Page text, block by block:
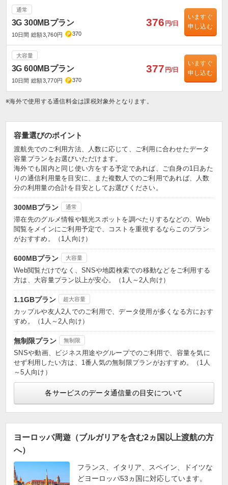
通常
3G 300MBプラン
10日間 総額3,760円 370
376 円/日
いますぐ
申し込む
大容量
3G 600MBプラン
10日間 総額3,770円 370
377 円/日
いますぐ
申し込む
※海外で使用する通信料金は課税対象外となります。
容量選びのポイント
渡航先でのご利用方法、人数に応じて、ご利用に合わせたデータ
容量プランをお選びいただけます。
海外でも国内と同じ使い方をする予定であれば、ご自身の1日あた
りの通信利用量を目安に、また複数人でのご利用であれば、人数
分の利用量の合計を目安としてお選びください。
300MBプラン 通常
滞在先のグルメ情報や観光スポットを調べたりするなどの、Web
閲覧をメインにご利用予定で、コストを重視するならこのプラン
がおすすめ。（1人向け）
600MBプラン 大容量
Web閲覧だけでなく、SNSや地図検索での移動などをご利用する
方は、大容量プラン以上が安心。（1人～2人向け）
1.1GBプラン 超大容量
カップルや友人2人でのご利用で、データ使用が多くなる方におす
すめ。（1人～2人向け）
無制限プラン 無制限
SNSや動画、ビジネス用途やグループでのご利用で、容量を気に
せず利用したい方は、1番人気の無制限プランがおすすめ。（1人
～5人向け）
各サービスのデータ通信量の目安について
ヨーロッパ周遊（ブルガリアを含む2ヵ国以上渡航の方
へ）
フランス、イタリア、スペイン、ドイツな
どヨーロッパ53ヵ国に対応しています。